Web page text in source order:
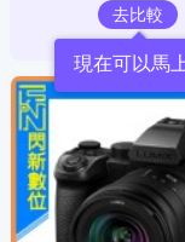
去比較
現在可以馬